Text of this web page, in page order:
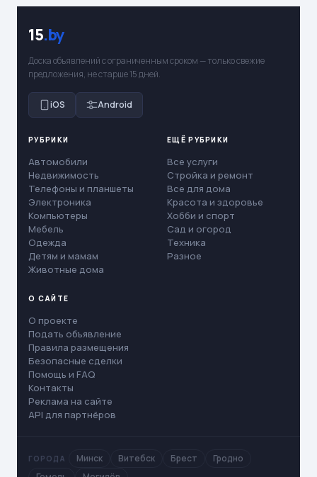
15.by
Доска объявлений с ограниченным сроком — только свежие
предложения, не старше 15 дней.
iOS Android
РУБРИКИ
Автомобили
Недвижимость
Телефоны и планшеты
Электроника
Компьютеры
Мебель
Одежда
Детям и мамам
Животные дома
ЕЩЁ РУБРИКИ
Все услуги
Стройка и ремонт
Все для дома
Красота и здоровье
Хобби и спорт
Сад и огород
Техника
Разное
О САЙТЕ
О проекте
Подать объявление
Правила размещения
Безопасные сделки
Помощь и FAQ
Контакты
Реклама на сайте
API для партнёров
ГОРОДА Минск Витебск Брест
Гродно